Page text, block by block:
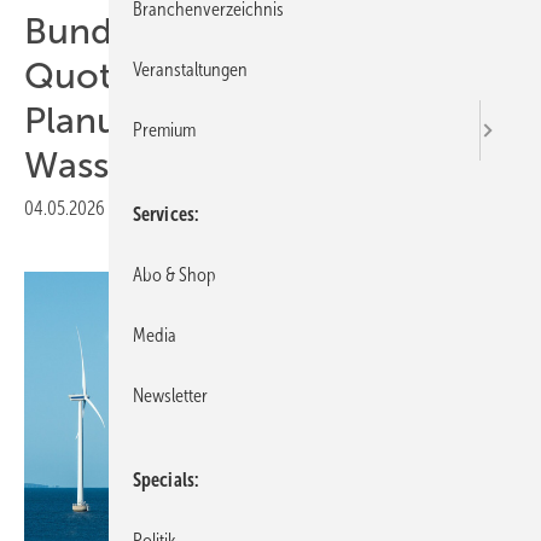
Bundestag verschärft THG-
Quote – VDMA sieht
Planungssicherheit für
Wasserstoffbranche
04.05.2026 Druckvorschau
Branchenverzeichnis
Veranstaltungen
Premium
Services
Abo & Shop
Media
Newsletter
Specials